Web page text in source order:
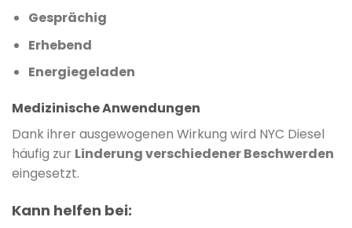
Gesprächig
Erhebend
Energiegeladen
Medizinische Anwendungen
Dank ihrer ausgewogenen Wirkung wird NYC Diesel
häufig zur Linderung verschiedener Beschwerden
eingesetzt.
Kann helfen bei: